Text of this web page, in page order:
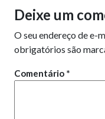
Deixe um
O seu endereço de e-
obrigatórios são
Comentário *